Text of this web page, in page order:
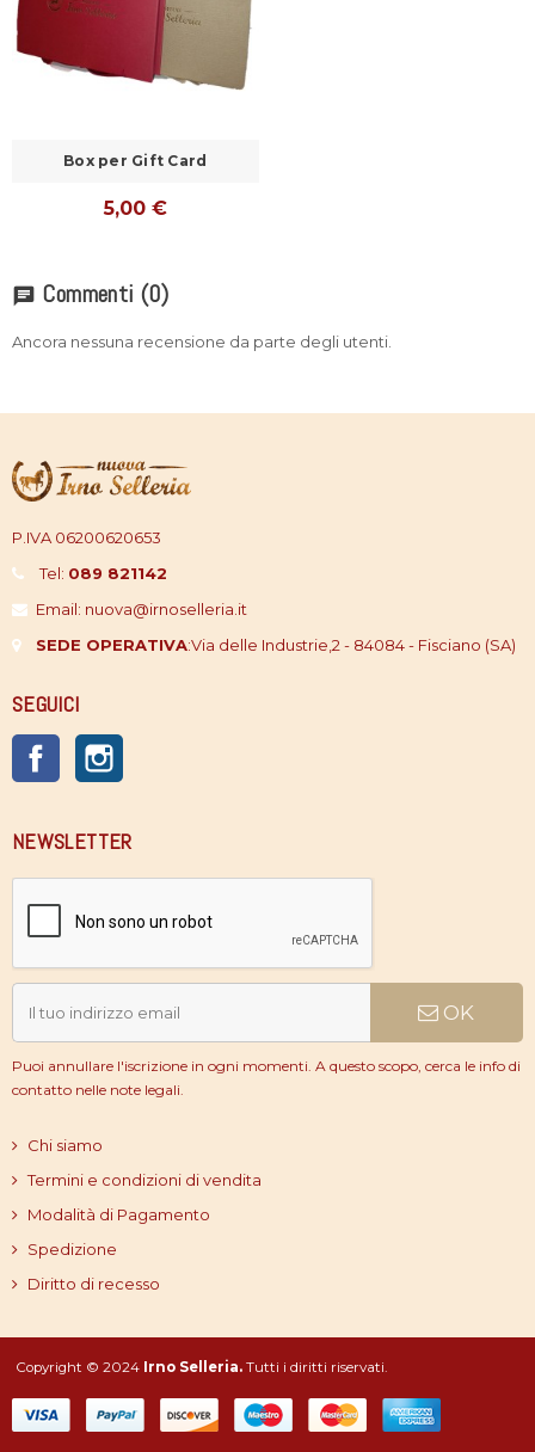
Box per Gift Card
5,00 €
chat Commenti (0)
Ancora nessuna recensione da parte degli utenti.
P.IVA 06200620653
Tel: 089 821142
Email: nuova@irnoselleria.it
SEDE OPERATIVA:Via delle Industrie,2 - 84084 - Fisciano (SA)
SEGUICI
Facebook
NEWSLETTER
OK
Puoi annullare l'iscrizione in ogni momenti. A questo scopo, cerca le info di
contatto nelle note legali.
Chi siamo
Termini e condizioni di vendita
Modalità di Pagamento
Spedizione
Diritto di recesso
Copyright © 2024 Irno Selleria. Tutti i diritti riservati.